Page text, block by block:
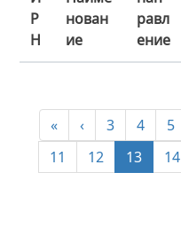
Р
Н
нован
ие
равл
ение
« ‹ 3 4 5
11
12 13 14